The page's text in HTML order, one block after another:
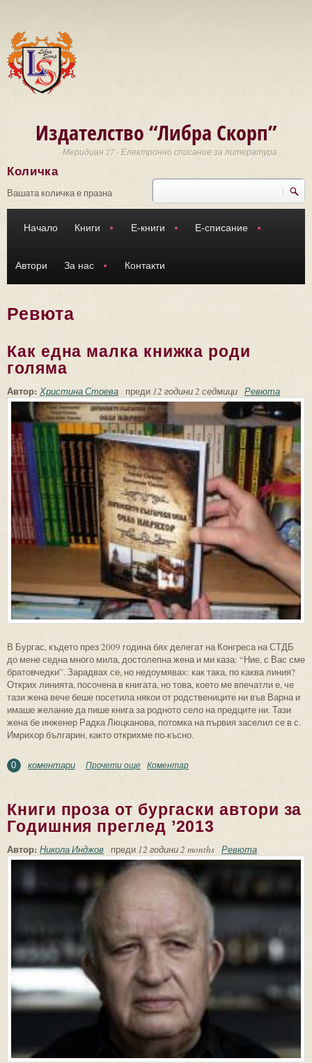
Издателство “Либра Скорп”
Меридиан 27 - Електронно списание за литература
Търси
Количка
Вашата количка е празна
Начало Книги Е-книги Е-списание
Автори За нас Контакти
Ревюта
Как една малка книжка роди
голяма
Автор: Христина Стоева преди 12 години 2 седмици Ревюта
В Бургас, където през 2009 година бях делегат на Конгреса на СТДБ
до мене седна много мила, достолепна жена и ми каза: “Ние, с Вас сме
братовчедки”. Зарадвах се, но недоумявах: как така, по каква линия?
Открих линията, посочена в книгата, но това, което ме впечатли е, че
тази жена вече беше посетила някои от родствениците ни във Варна и
имаше желание да пише книга за родното село на предците ни. Тази
жена бе инженер Радка Люцканова, потомка на първия заселил се в с.
Имрихор българин, както открихме по-късно.
0 коментари Прочети още about Как една малка книжка роди голяма
Коментар
Книги проза от бургаски автори за
Годишния преглед ’2013
Автор: Никола Инджов преди 12 години 2 months Ревюта